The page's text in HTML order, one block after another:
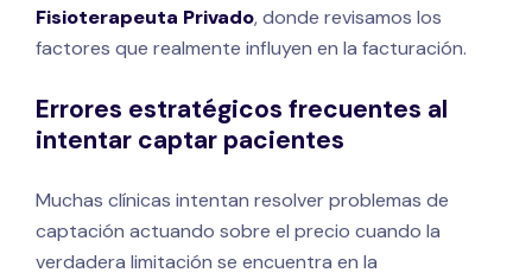
Fisioterapeuta Privado, donde revisamos los
factores que realmente influyen en la facturación.
Errores estratégicos frecuentes al
intentar captar pacientes
Muchas clínicas intentan resolver problemas de
captación actuando sobre el precio cuando la
verdadera limitación se encuentra en la